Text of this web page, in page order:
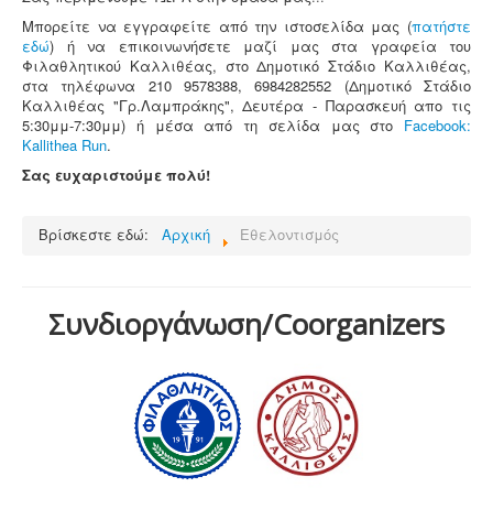
Μπορείτε να εγγραφείτε από την ιστοσελίδα μας (πατήστε
εδώ) ή να επικοινωνήσετε μαζί μας στα γραφεία του
Φιλαθλητικού Καλλιθέας, στο Δημοτικό Στάδιο Καλλιθέας,
στα τηλέφωνα 210 9578388, 6984282552 (Δημοτικό Στάδιο
Καλλιθέας "Γρ.Λαμπράκης", Δευτέρα - Παρασκευή απο τις
5:30μμ-7:30μμ) ή μέσα από τη σελίδα μας στο Facebook:
Kallithea Run.
Σας ευχαριστούμε πολύ!
Βρίσκεστε εδώ: Αρχική Εθελοντισμός
Συνδιοργάνωση/Coorganizers